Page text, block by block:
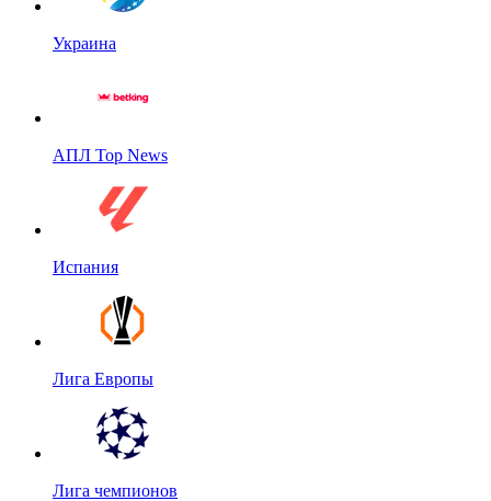
Украина
АПЛ Top News
Испания
Лига Европы
Лига чемпионов